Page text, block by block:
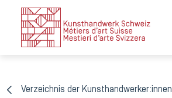
Verzeichnis der Kunsthandwerker:innen